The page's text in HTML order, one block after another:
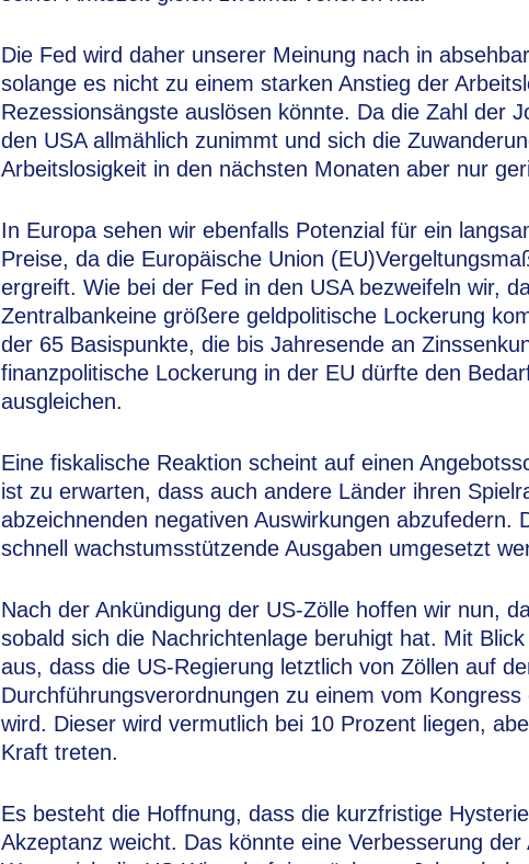
Die Fed wird daher unserer Meinung nach in
solange es nicht zu einem starken Anstieg der
Rezessionsängste auslösen könnte. Da die Zahl der
den USA allmählich zunimmt und sich die
Arbeitslosigkeit in den nächsten Monaten aber nur
In Europa sehen wir ebenfalls Potenzial für ein
Preise, da die Europäische Union
ergreift. Wie bei der Fed in den USA bezweifeln wir,
Zentralbankeine größere geldpolitische Lockerung
der 65 Basispunkte, die bis Jahresende an
finanzpolitische Lockerung in der EU dürfte den
ausgleichen.
Eine fiskalische Reaktion scheint auf einen
ist zu erwarten, dass auch andere Länder ihren
abzeichnenden negativen Auswirkungen abzufedern.
schnell wachstumsstützende Ausgaben umgesetzt
Nach der Ankündigung der US-Zölle hoffen wir nun,
sobald sich die Nachrichtenlage beruhigt hat. Mit
aus, dass die US-Regierung letztlich von Zöllen auf
Durchführungsverordnungen zu einem vom
wird. Dieser wird vermutlich bei 10 Prozent liegen,
Kraft treten.
Es besteht die Hoffnung, dass die kurzfristige
Akzeptanz weicht. Das könnte eine Verbesserung